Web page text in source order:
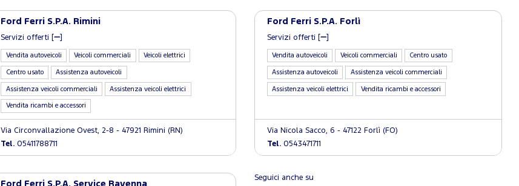
Ford Ferri S.P.A. Rimini
Servizi offerti [
Vendita autoveicoli Veicoli commerciali Veicoli elettrici
Centro usato Assistenza autoveicoli
Assistenza veicoli commerciali Assistenza veicoli elettrici
Vendita ricambi e accessori
Via Circonvallazione Ovest, 2-8 - 47921 Rimini (RN)
Tel. 05411788711
Ford Ferri S.P.A. Forlì
Servizi offerti [ ]
Vendita autoveicoli Veicoli commerciali Centro usato
Assistenza autoveicoli Assistenza veicoli commerciali
Assistenza veicoli elettrici Vendita ricambi e accessori
Via Nicola Sacco, 6 - 47122 Forlì (FO)
Tel.0543471711
Ford Ferri S.P.A. Service Ravenna
Seguici anche su